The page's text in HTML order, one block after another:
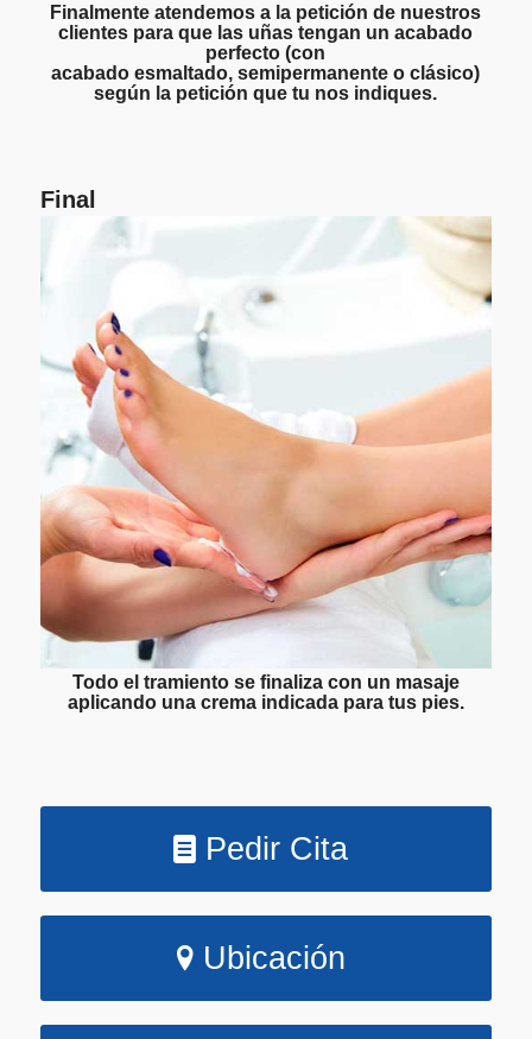
Finalmente atendemos a la petición de nuestros
clientes para que las uñas tengan un acabado
perfecto (con
acabado esmaltado, semipermanente o clásico)
según la petición que tu nos indiques.
Final
Todo el tramiento se finaliza con un masaje
aplicando una crema indicada para tus pies.
Pedir Cita
Ubicación